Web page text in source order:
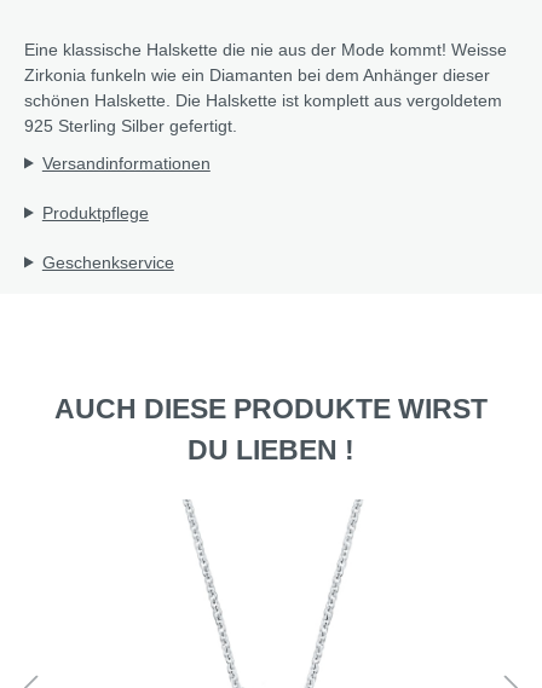
Eine klassische Halskette die nie aus der Mode kommt! Weisse
Zirkonia funkeln wie ein Diamanten bei dem Anhänger dieser
schönen Halskette. Die Halskette ist komplett aus vergoldetem
925 Sterling Silber gefertigt.
Versandinformationen
Produktpflege
Geschenkservice
AUCH DIESE PRODUKTE WIRST
DU LIEBEN !